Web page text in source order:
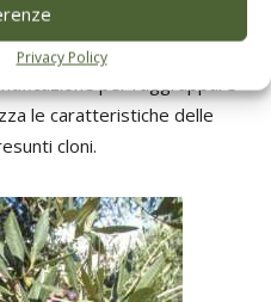
Privacy Policy
studiano e
” delle varie cultivar
le caratteristiche delle
cloni.